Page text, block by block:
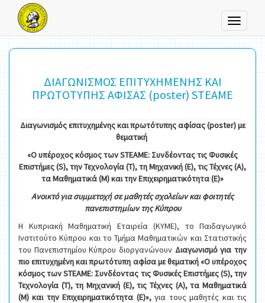
Toggle
ΔΙΑΓΩΝΙΣΜΟΣ ΕΠΙΤΥΧΗΜΕΝΗΣ ΚΑΙ
ΠΡΩΤΟΤΥΠΗΣ ΑΦΙΣΑΣ (poster) STEAME
Διαγωνισμός επιτυχημένης και πρωτότυπης αφίσας (poster) με
θεματική
«Ο υπέροχος κόσμος τωνSTEAME: Συνδέοντας τις Φυσικές
Επιστήμες (S), την Τεχνολογία (T), τη Μηχανική (E), τις Τέχνες (Α),
τα Μαθηματικά (Μ) και την Επιχειρηματικότητα (Ε)»
Ανοικτό για συμμετοχή σε μαθητές σχολείων και φοιτητές
πανεπιστημίων της Κύπρου
Η Κυπριακή Μαθηματική Εταιρεία (ΚΥΜΕ), το Παιδαγωγικό
Ινστιτούτο Κύπρου και το Τμήμα Μαθηματικών και Στατιστικής
του Πανεπιστημίου Κύπρου διοργανώνουν Διαγωνισμό για την
πιο επιτυχημένη και πρωτότυπη αφίσα με θεματική «Ο υπέροχος
κόσμος τωνSTEAME: Συνδέοντας τις Φυσικές Επιστήμες (S), την
Τεχνολογία (T), τη Μηχανική (E), τις Τέχνες (Α), τα Μαθηματικά
(Μ) και την Επιχειρηματικότητα (Ε)»,για τους μαθητές και τις